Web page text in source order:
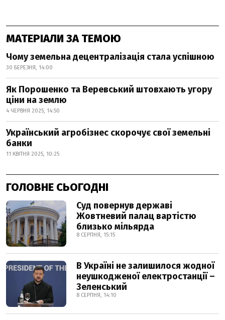
МАТЕРІАЛИ ЗА ТЕМОЮ
Чому земельна децентралізація стала успішною
30 БЕРЕЗНЯ, 14:00
Як Порошенко та Веревський штовхають угору
ціни на землю
4 ЧЕРВНЯ 2025, 14:50
Український агробізнес скорочує свої земельні
банки
11 КВІТНЯ 2025, 10:25
ГОЛОВНЕ СЬОГОДНІ
Суд повернув державі
Жовтневий палац вартістю
близько мільярда
8 СЕРПНЯ, 15:15
В Україні не залишилося жодної
неушкодженої електростанції –
Зеленський
8 СЕРПНЯ, 14:10